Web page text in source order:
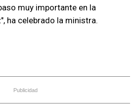
muy importante en la
ha celebrado la ministra.
Publicidad